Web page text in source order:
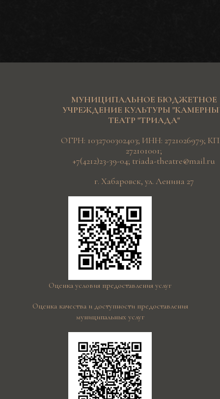
МУНИЦИПАЛЬНОЕ БЮДЖЕТНОЕ
УЧРЕЖДЕНИЕ КУЛЬТУРЫ
ТЕАТР "ТРИАДА"
ОГРН: 1032700302403; ИНН: 2721026979;
272101001;
+7(4212)23-39-04; triada-theatre@mail.ru
г. Хабаровск, ул. Ленина 27
Оценка условия предоставления услуг
Оценка качества и доступности предоставления
муниципальных услуг